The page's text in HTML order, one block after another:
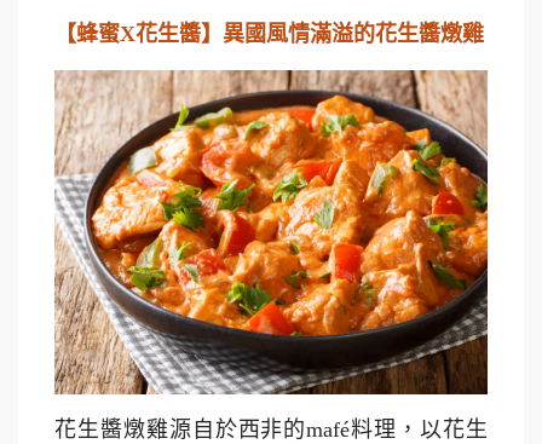
【蜂蜜X花生醬】異國風情滿溢的花生醬燉雞
花生醬燉雞源自於西非的mafé料理，以花生